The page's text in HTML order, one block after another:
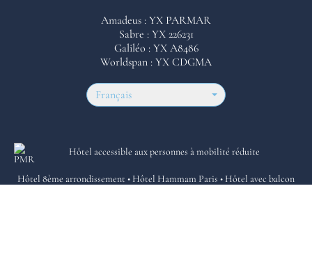
Amadeus : YX PARMAR
Sabre : YX 226231
Galiléo : YX A8486
Worldspan : YX CDGMA
Français
Hôtel accessible aux personnes à mobilité réduite
Hôtel 8ème arrondissement • Hôtel Hammam Paris • Hôtel avec balcon